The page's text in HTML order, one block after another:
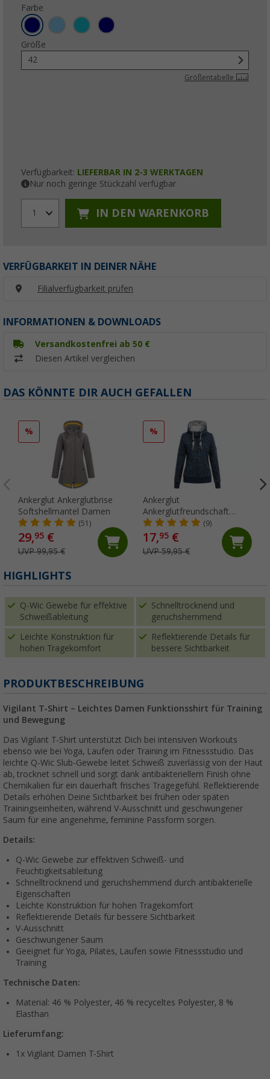
Farbe
Größe
42
Größentabelle
Verfügbarkeit: LIEFERBAR IN 2-3 WERKTAGEN
Nur noch geringe Stückzahl verfügbar
1 IN DEN WARENKORB
VERFÜGBARKEIT IN DEINER NÄHE
Filialverfügbarkeit prüfen
INFORMATIONEN & DOWNLOADS
Versandkostenfrei ab 50 €
Diesen Artikel vergleichen
DAS KÖNNTE DIR AUCH GEFALLEN
%
Ankerglut Ankerglutbrise
Softshellmantel Damen
(51)
29,95 €
UVP 99,95 €
%
Ankerglut
Ankerglutfreundschaft
Damen Sweatjacke
(9)
17,95€
UVP 59,95 €
HIGHLIGHTS
Q-Wic Gewebe für effektive
Schweißableitung
Schnelltrocknend und
geruchshemmend
Leichte Konstruktion für
hohen Tragekomfort
Reflektierende Details für
bessere Sichtbarkeit
PRODUKTBESCHREIBUNG
Vigilant T-Shirt – Leichtes Damen Funktionsshirt für Training
und Bewegung
Das Vigilant T-Shirt unterstützt Dich bei intensiven Workouts
ebenso wie bei Yoga, Laufen oder Training im Fitnessstudio. Das
leichte Q-Wic Slub-Gewebe leitet Schweiß zuverlässig von der Haut
ab, trocknet schnell und sorgt dank antibakteriellem Finish ohne
Chemikalien für ein dauerhaft frisches Tragegefühl. Reflektierende
Details erhöhen Deine Sichtbarkeit bei frühen oder späten
Trainingseinheiten, während V-Ausschnitt und geschwungener
Saum für eine angenehme, feminine Passform sorgen.
Details:
Q-Wic Gewebe zur effektiven Schweiß- und
Feuchtigkeitsableitung
Schnelltrocknend und geruchshemmend durch antibakterielle
Eigenschaften
Leichte Konstruktion für hohen Tragekomfort
Reflektierende Details für bessere Sichtbarkeit
V-Ausschnitt
Geschwungener Saum
Geeignet für Yoga, Pilates, Laufen sowie Fitnessstudio und
Training
Technische Daten:
Material: 46 % Polyester, 46 % recyceltes Polyester, 8 %
Elasthan
Lieferumfang:
1x Vigilant Damen T-Shirt